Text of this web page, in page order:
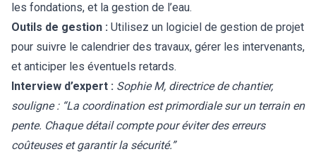
les fondations, et la gestion de l’eau.
Outils de gestion : Utilisez un logiciel de gestion de projet
pour suivre le calendrier des travaux, gérer les intervenants,
et anticiper les éventuels retards.
Interview d’expert : Sophie M, directrice de chantier,
souligne : “La coordination est primordiale sur un terrain en
pente. Chaque détail compte pour éviter des erreurs
coûteuses et garantir la sécurité.”